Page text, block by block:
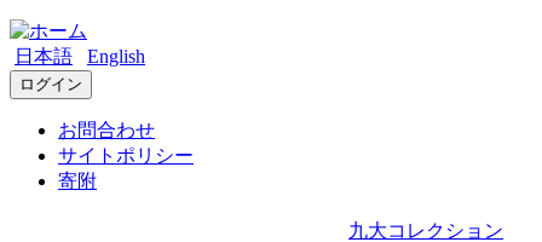
日本語 English
ログイン
お問合わせ
サイトポリシー
寄附
九大コレクション